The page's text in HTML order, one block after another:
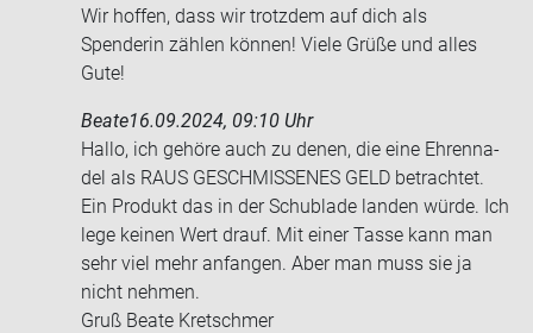
Wir hoffen, dass wir trotzdem auf dich als
Spenderin zählen können! Viele Grüße und alles
Gute!
Beate16.09.2024, 09:10 Uhr
Hallo, ich ge­hö­re auch zu denen, die eine Eh­ren­na­
del als RAUS GE­SCHMIS­SE­NES GELD be­trach­tet.
Ein Pro­dukt das in der Schub­la­de lan­den würde. Ich
lege kei­nen Wert drauf. Mit einer Tasse kann man
sehr viel mehr an­fan­gen. Aber man muss sie ja
nicht neh­men.
Gruß Beate Kret­sch­mer